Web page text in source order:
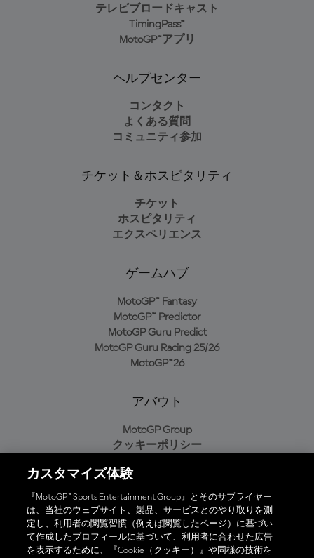
テレビブロードキャスト
TimingPass™
MotoGP™アプリ
ヘルプセンター
コンタクト
よくある質問
コミュニティ参加
チケット＆ホスピタリティ
チケット
ホスピタリティ
エクスペリエンス
ゲームハブ
MotoGP™ Fantasy
MotoGP™ Predictor
MotoGP Guru Predict
MotoGP Guru Racing 25/26
MotoGP™26
アバウト
MotoGP Group
クッキーポリシー
プライバシーポリシー
購入ポリシー
オフィシャルアプリ
カスタマイズ体験
『MotoGP™ Sports Entertainment Group』とそのサプライヤー
は、当社のウェブサイト、製品、サービスとのやり取りを測
定し、利用者の閲覧習慣（例えば閲覧したページ）に基づい
て作成したプロフィールに基づいて、利用者に合わせた広告
を表示するために、『Cookie（クッキー）』や同様の技術を